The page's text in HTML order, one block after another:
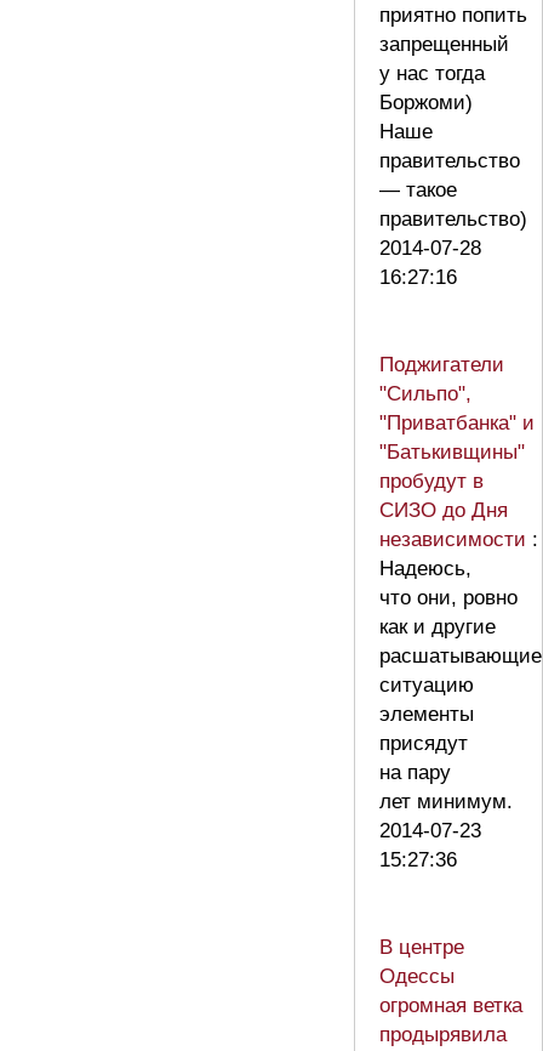
приятно попить
запрещенный
у нас тогда
Боржоми)
Наше
правительство
— такое
правительство)
2014-07-28
16:27:16
Поджигатели
"Сильпо",
"Приватбанка" и
"Батькивщины"
пробудут в
СИЗО до Дня
независимости :
Надеюсь,
что они, ровно
как и другие
расшатывающие
ситуацию
элементы
присядут
на пару
лет минимум.
2014-07-23
15:27:36
В центре
Одессы
огромная ветка
продырявила